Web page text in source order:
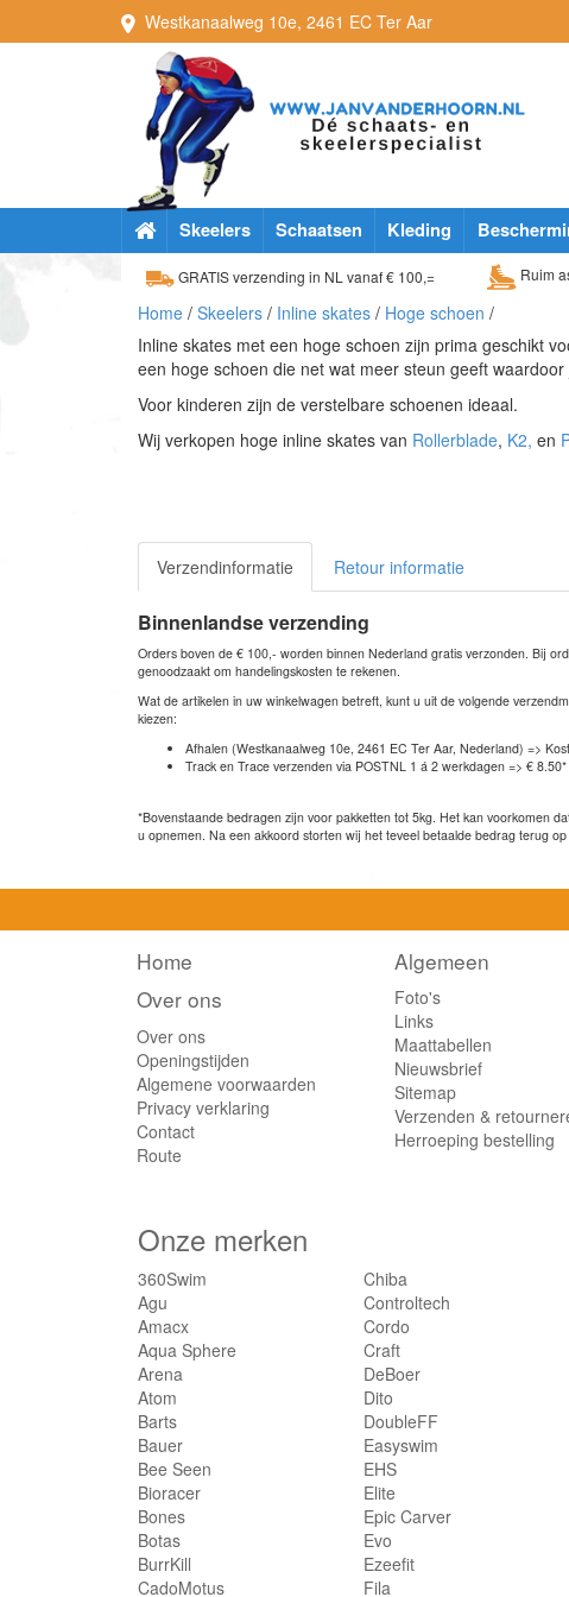
Westkanaalweg 10e, 2461 EC Ter Aar
Skeelers Schaatsen Kleding
GRATIS verzending in NL vanaf € 100,= Ruim
Home / Skeelers / Inline skates / Hoge schoen /
Inline skates met een hoge schoen zijn prima geschikt
een hoge schoen die net wat meer steun geeft
Voor kinderen zijn de verstelbare schoenen ideaal.
Wij verkopen hoge inline skates van Rollerblade, K2, en
Verzendinformatie Retour informatie
Binnenlandse verzending
Orders boven de € 100,- worden binnen Nederland gratis verzonden. Bij
genoodzaakt om handelingskosten te rekenen.
Wat de artikelen in uw winkelwagen betreft, kunt u uit de volgende
kiezen:
Afhalen (Westkanaalweg 10e, 2461 EC Ter Aar, Nederland) =>
Track en Trace verzenden via POSTNL 1 á 2 werkdagen => € 8.50*
*Bovenstaande bedragen zijn voor pakketten tot 5kg. Het kan voorkomen
u opnemen. Na een akkoord storten wij het teveel betaalde bedrag terug op
Home
Over ons
Over ons
Openingstijden
Algemene voorwaarden
Privacy verklaring
Contact
Route
Algemeen
Foto's
Links
Maattabellen
Nieuwsbrief
Sitemap
Verzenden &
Herroeping bestelling
Onze merken
360Swim
Agu
Amacx
Aqua Sphere
Arena
Atom
Barts
Bauer
Bee Seen
Bioracer
Bones
Botas
BurrKill
CadoMotus
Chiba
Controltech
Cordo
Craft
DeBoer
Dito
DoubleFF
Easyswim
EHS
Elite
Epic Carver
Evo
Ezeefit
Fila